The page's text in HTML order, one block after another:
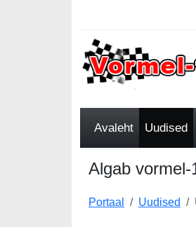
Avaleht Uudised
Algab
Portaal Uudised